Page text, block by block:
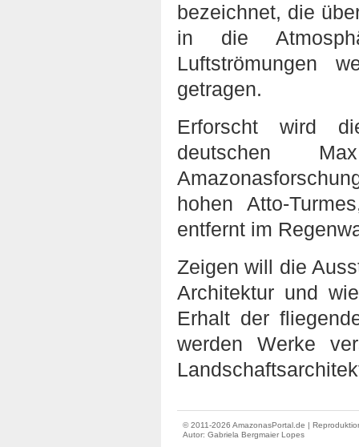
bezeichnet, die
in die
Luftströmungen
getragen.
Erforscht wird
deutschen
hohen Atto-
entfernt im
Zeigen will die
Architektur und
Erhalt der
werden Werke
© 2011-2026 AmazonasPortal.de |
Autor: Gabriela Bergmaier Lopes